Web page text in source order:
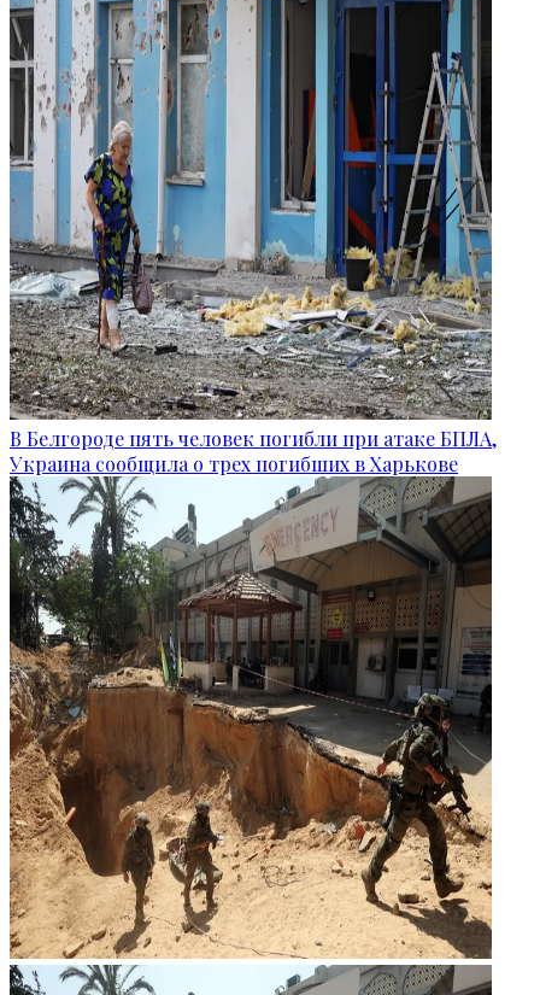
В Белгороде пять человек погибли при атаке БПЛА,
Украина сообщила о трех погибших в Харькове